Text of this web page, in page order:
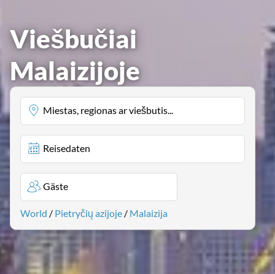
Viešbučiai
Malaizijoje
Miestas, regionas ar viešbutis...
Reisedaten
Gäste
World / Pietryčių azijoje / Malaizija